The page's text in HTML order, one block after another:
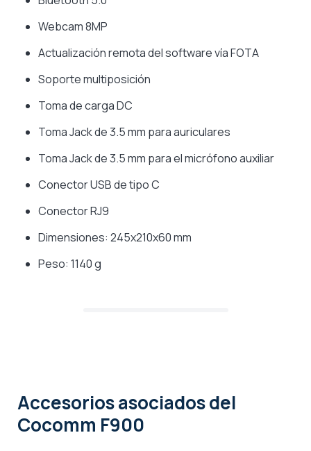
Webcam 8MP
Actualización remota del software vía FOTA
Soporte multiposición
Toma de carga DC
Toma Jack de 3.5 mm para auriculares
Toma Jack de 3.5 mm para el micrófono auxiliar
Conector USB de tipo C
Conector RJ9
Dimensiones: 245x210x60 mm
Peso: 1140 g
Accesorios asociadosdel
Cocomm F900